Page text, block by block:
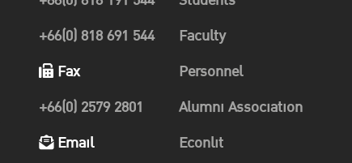
+66(0) 818 691 544
Fax
+66(0) 2579 2801
Email
Faculty
Personnel
Alumni Association
Econlit